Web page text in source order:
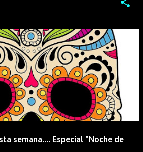
semana.... Especial "Noche de